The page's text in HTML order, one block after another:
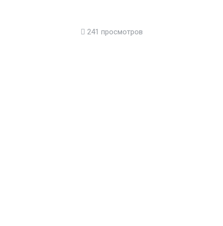
241 просмотров